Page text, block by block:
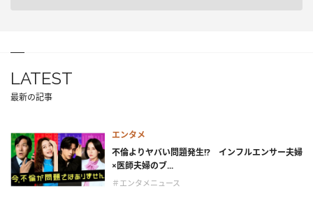
LATEST
最新の記事
エンタメ
不倫よりヤバい問題発生!? インフルエンサー夫婦
×医師夫婦のブ...
＃エンタメニュース